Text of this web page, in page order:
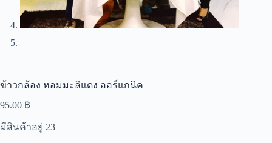
ข้าวกล้อง หอมมะลิแดง ออร์แกนิค
95.00 ฿
มีสินค้าอยู่ 23